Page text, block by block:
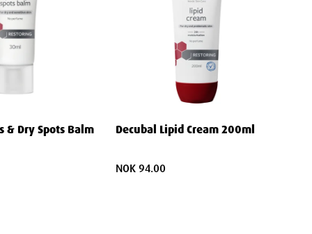
& Dry Spots Balm
Decubal Lipid Cream 200ml
NOK 94.00